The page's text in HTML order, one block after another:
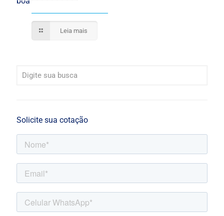
Leia mais
Solicite sua cotação